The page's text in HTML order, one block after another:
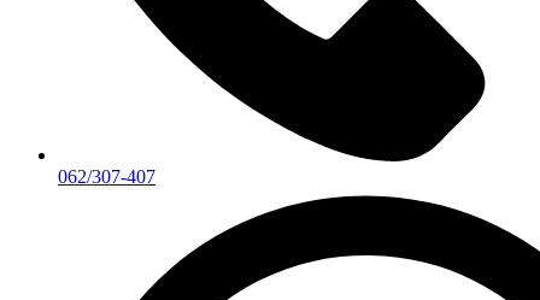
062/307-407